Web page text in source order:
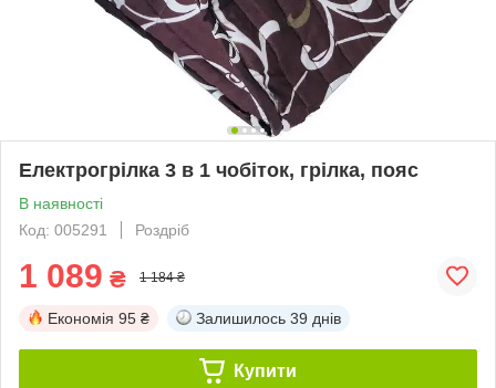
Електрогрілка 3 в 1 чобіток, грілка, пояс
В наявності
Код: 005291
Роздріб
1 089 ₴ 1 184 ₴
Економія 95 ₴ Залишилось 39 днів
Купити